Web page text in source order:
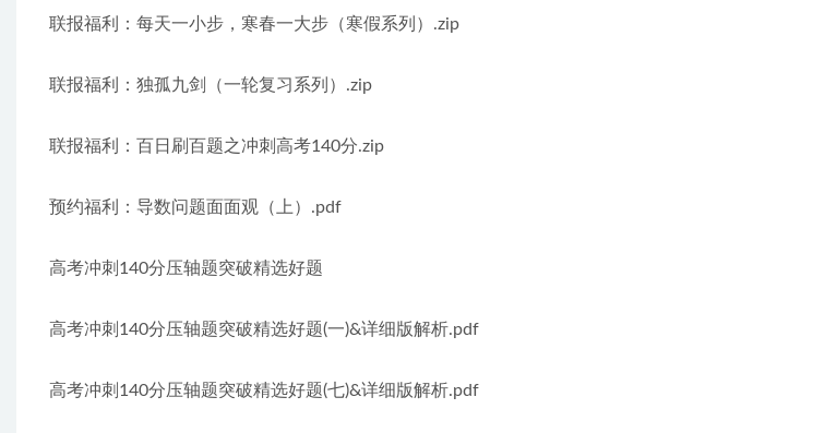
联报福利：每天一小步，寒春一大步（寒假系列）.zip
联报福利：独孤九剑（一轮复习系列）.zip
联报福利：百日刷百题之冲刺高考140分.zip
预约福利：导数问题面面观（上）.pdf
高考冲刺140分压轴题突破精选好题
高考冲刺140分压轴题突破精选好题(一)&详细版解析.pdf
高考冲刺140分压轴题突破精选好题(七)&详细版解析.pdf